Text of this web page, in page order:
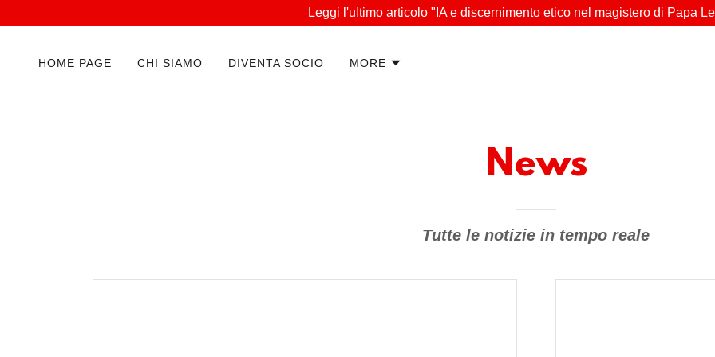
Leggi l'ultimo articolo "IA e discernimento etico nel magistero di Papa
HOME PAGE CHI SIAMO DIVENTA SOCIO MORE
News
Tutte le notizie in tempo reale